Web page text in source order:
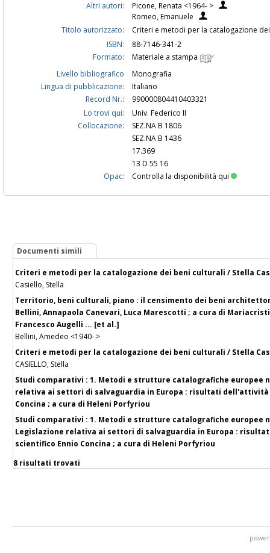
Altri autori:
Picone, Renata <1964- >
Romeo, Emanuele
Titolo autorizzato:
Criteri e metodi per la catalogazione
ISBN:
88-7146-341-2
Formato:
Materiale a stampa
Livello bibliografico
Monografia
Lingua di pubblicazione:
Italiano
Record Nr.:
990000804410403321
Lo trovi qui:
Univ. Federico II
Collocazione:
SEZ.NA B 1806
SEZ.NA B 1436
17.369
13 D 55 16
Opac:
Controlla la disponibilità qui
Documenti simili
Criteri e metodi per la catalogazione dei beni culturali / Stella
Casiello, Stella
Territorio, beni culturali, piano : il censimento dei beni
Bellini, Annapaola Canevari, Luca Marescotti ; a cura di
Francesco Augelli ... [et al.]
Bellini, Amedeo <1940- >
Criteri e metodi per la catalogazione dei beni culturali / Stella
CASIELLO, Stella
Studi comparativi : 1. Metodi e strutture catalografiche europee
relativa ai settori di salvaguardia in Europa : risultati
Concina ; a cura di Heleni Porfyriou
Studi comparativi : 1. Metodi e strutture catalografiche
Legislazione relativa ai settori di salvaguardia in Europa :
scientifico Ennio Concina ; a cura di Heleni Porfyriou
8 risultati trovati